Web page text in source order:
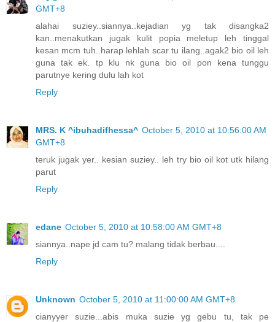
GMT+8
alahai suziey..siannya..kejadian yg tak disangka2
kan..menakutkan jugak kulit popia meletup leh tinggal
kesan mcm tuh..harap lehlah scar tu ilang..agak2 bio oil leh
guna tak ek. tp klu nk guna bio oil pon kena tunggu
parutnye kering dulu lah kot
Reply
MRS. K ^ibuhadifhessa^ October 5, 2010 at 10:56:00 AM
GMT+8
teruk jugak yer.. kesian suziey.. leh try bio oil kot utk hilang
parut
Reply
edane October 5, 2010 at 10:58:00 AM GMT+8
siannya..nape jd cam tu? malang tidak berbau....
Reply
Unknown October 5, 2010 at 11:00:00 AM GMT+8
cianyyer suzie...abis muka suzie yg gebu tu, tak pe